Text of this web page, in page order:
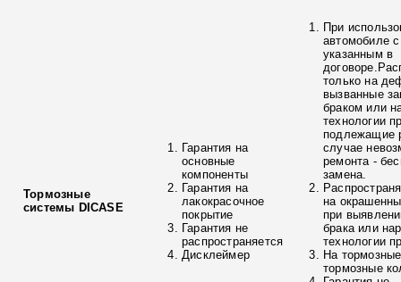
Тормозные
системы DICASE
Гарантия на
основные
компоненты
Гарантия на
лакокрасочное
покрытие
Гарантия не
распространяется
Дисклеймер
При
автомобиле
указанным в
только на
вызванные
браком или
технологии
подлежащие
случае
ремонта -
замена.
на
при
брака или
технологии
На
тормозные